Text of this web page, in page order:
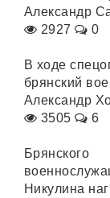
Александр
2927
0
В ходе
брянский
Александр
3505
6
Брянского
Никулина